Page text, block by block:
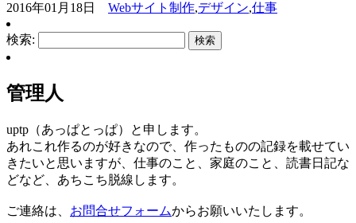
2016年01月18日 Webサイト制作,デザイン,仕事
検索:
管理人
uptp（あっぱとっぱ）と申します。
あれこれ作るのが好きなので、作ったものの記録を載せてい
きたいと思いますが、仕事のこと、家庭のこと、読書日記な
どなど、あちこち脱線します。
ご連絡は、 お問合せフォームからお願いいたします。